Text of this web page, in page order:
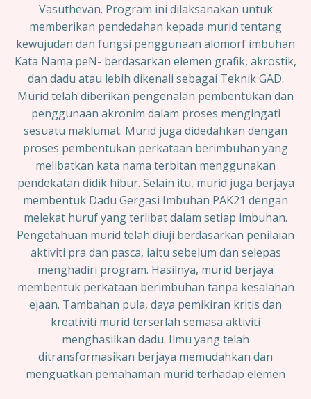
Vasuthevan. Program ini dilaksanakan untuk
memberikan pendedahan kepada murid tentang
kewujudan dan fungsi penggunaan alomorf imbuhan
Kata Nama peN- berdasarkan elemen grafik, akrostik,
dan dadu atau lebih dikenali sebagai Teknik GAD.
Murid telah diberikan pengenalan pembentukan dan
penggunaan akronim dalam proses mengingati
sesuatu maklumat. Murid juga didedahkan dengan
proses pembentukan perkataan berimbuhan yang
melibatkan kata nama terbitan menggunakan
pendekatan didik hibur. Selain itu, murid juga berjaya
membentuk Dadu Gergasi Imbuhan PAK21 dengan
melekat huruf yang terlibat dalam setiap imbuhan.
Pengetahuan murid telah diuji berdasarkan penilaian
aktiviti pra dan pasca, iaitu sebelum dan selepas
menghadiri program. Hasilnya, murid berjaya
membentuk perkataan berimbuhan tanpa kesalahan
ejaan. Tambahan pula, daya pemikiran kritis dan
kreativiti murid terserlah semasa aktiviti
menghasilkan dadu. Ilmu yang telah
ditransformasikan berjaya memudahkan dan
menguatkan pemahaman murid terhadap elemen